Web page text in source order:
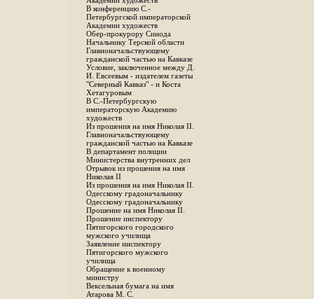
В конференцию С.-
Петербургской императорской
Академии художеств
Обер-прокурору Синода
Начальнику Терской области
Главноначальствующему
гражданской частью на Кавказе
Условие, заключенное между Д.
И. Евсеевым - издателем газеты
"Северный Кавказ" - и Коста
Хетагуровым
В С.-Петербургскую
императорскую Академию
художеств
Из прошения на имя Николая II.
Главноначальствующему
гражданской частью на Кавказе
В департамент полиции
Министерства внутренних дел
Отрывок из прошения на имя
Николая II
Из прошения на имя Николая II.
Одесскому градоначальнику
Одесскому градоначальнику
Прошение на имя Николая II.
Прошение инспектору
Пятигорского городского
мужского училища
Заявление инспектору
Пятигорского мужского
училища
Обращение к военному
министру
Вексельная бумага на имя
Атарова М. С.